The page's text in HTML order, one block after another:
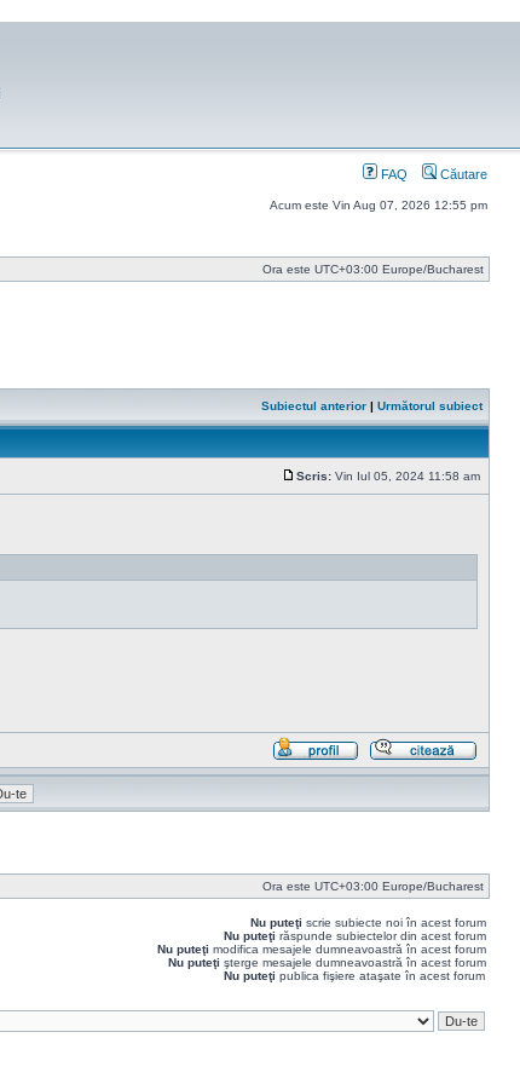
FAQ Căutare
Acum este Vin Aug 07, 2026 12:55 pm
Ora este UTC+03:00 Europe/Bucharest
Subiectul anterior | Următorul subiect
Scris: Vin Iul 05, 2024 11:58 am
cu
Profil
Ora este UTC+03:00 Europe/Bucharest
Nu puteţi scrie subiecte noi în acest forum
Nu puteţi răspunde subiectelor din acest forum
Nu puteţi modifica mesajele dumneavoastră în acest forum
Nu puteţi şterge mesajele dumneavoastră în acest forum
Nu puteţi publica fişiere ataşate în acest forum